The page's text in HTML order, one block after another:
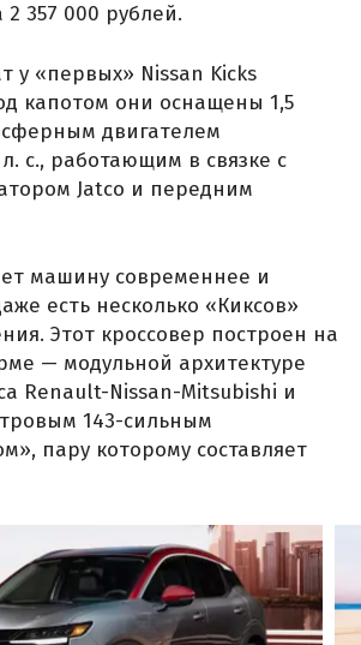
2 357 000 рублей.
у «первых» Nissan Kicks
капотом они оснащены 1,5
двигателем
с., работающим в связке с
Jatco и передним
машину современнее и
есть несколько «Киксов»
Этот кроссовер построен на
— модульной архитектуре
Renault-Nissan-Mitsubishi и
143-сильным
пару которому составляет